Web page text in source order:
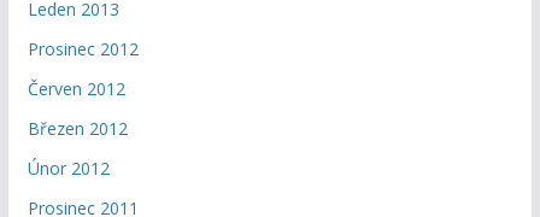
Leden 2013
Prosinec 2012
Červen 2012
Březen 2012
Únor 2012
Prosinec 2011